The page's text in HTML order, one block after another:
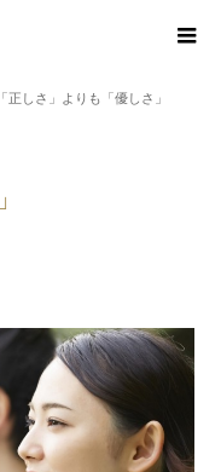
「正しさ」よりも「優しさ」